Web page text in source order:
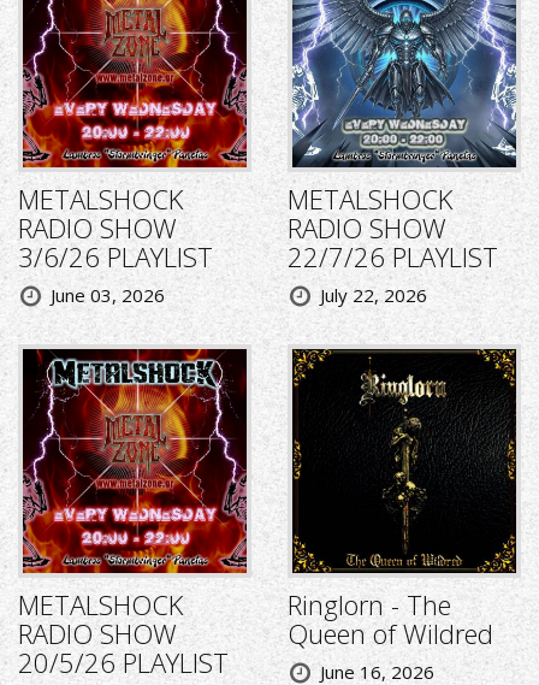
METALSHOCK
RADIO SHOW
3/6/26 PLAYLIST
June 03, 2026
METALSHOCK
RADIO SHOW
22/7/26 PLAYLIST
July 22, 2026
METALSHOCK
RADIO SHOW
20/5/26 PLAYLIST
Ringlorn - The
Queen of Wildred
June 16, 2026